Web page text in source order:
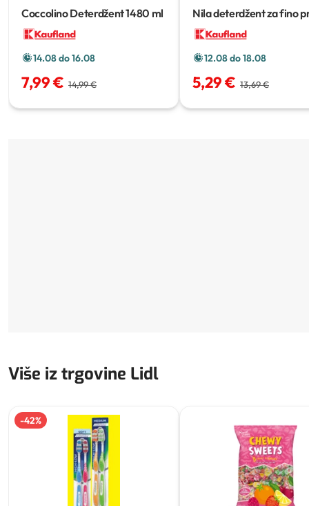
Coccolino Deterdžent1480 ml
14.08 do 16.08
7,99 € 14,99 €
Nila deterdžent za fino
12.08 do 18.08
5,29 € 13,69 €
Više iz trgovine Lidl
-42%